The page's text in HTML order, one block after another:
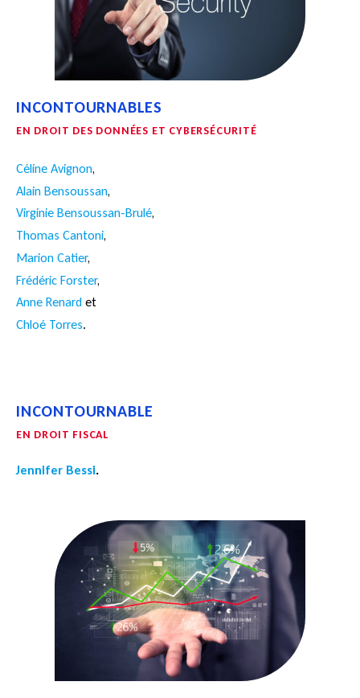
INCONTOURNABLES
EN DROIT DES DONNÉES ET CYBERSÉCURITÉ
Céline Avignon,
Alain Bensoussan,
Virginie Bensoussan-Brulé,
Thomas Cantoni,
Marion Catier,
Frédéric Forster,
Anne Renard et
Chloé Torres.
INCONTOURNABLE
EN DROIT FISCAL
Jennifer Bessi.